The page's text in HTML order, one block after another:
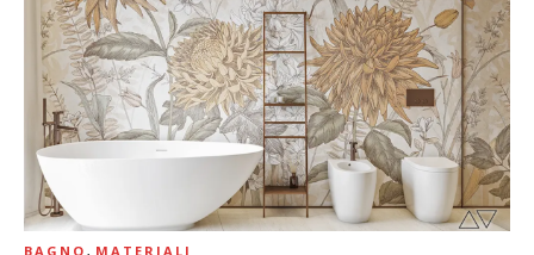
BAGNO MATERIALI